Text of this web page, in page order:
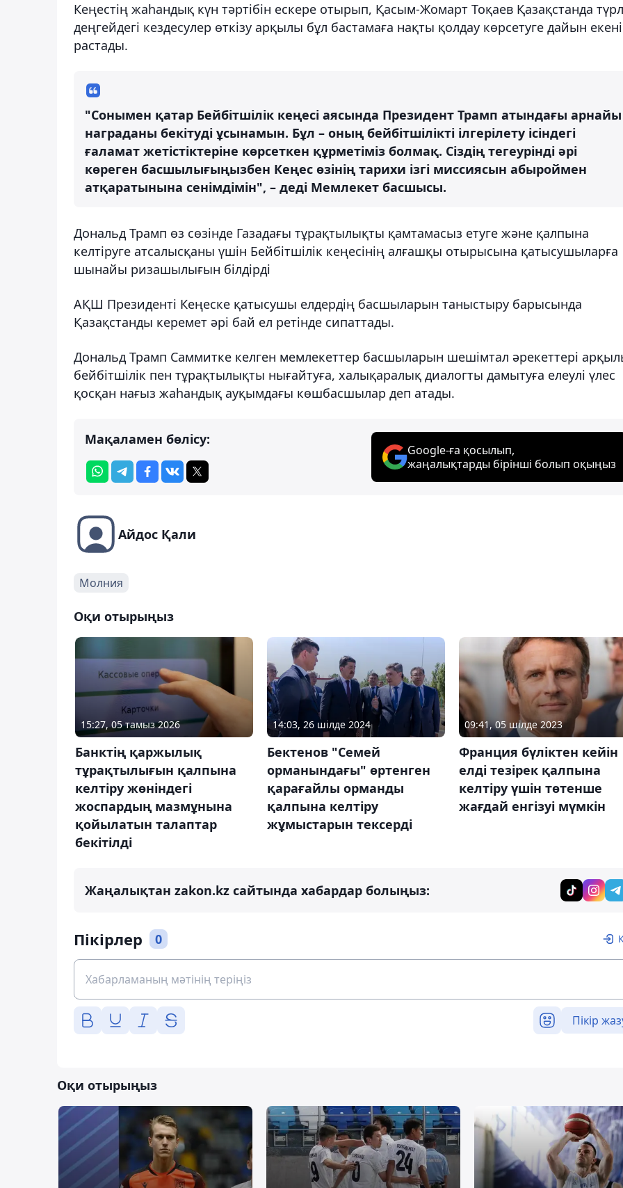
Кеңестің жаһандық күн тәртібін ескере отырып, Қасым-Жомарт Тоқаев Қазақстанда
деңгейдегі кездесулер өткізу арқылы бұл бастамаға нақты қолдау көрсетуге дайын
растады.
"Сонымен қатар Бейбітшілік кеңесі аясында Президент Трамп атындағы арнайы
награданы бекітуді ұсынамын. Бұл – оның бейбітшілікті ілгерілету ісіндегі
ғаламат жетістіктеріне көрсеткен құрметіміз болмақ. Сіздің тегеурінді әрі
көреген басшылығыңызбен Кеңес өзінің тарихи ізгі миссиясын абыроймен
атқаратынына сенімдімін", – деді Мемлекет басшысы.
Дональд Трамп өз сөзінде Газадағы тұрақтылықты қамтамасыз етуге және қалпына
келтіруге атсалысқаны үшін Бейбітшілік кеңесінің алғашқы отырысына қатысушыларға
шынайы ризашылығын білдірді
АҚШ Президенті Кеңеске қатысушы елдердің басшыларын таныстыру барысында
Қазақстанды керемет әрі бай ел ретінде сипаттады.
Дональд Трамп Саммитке келген мемлекеттер басшыларын шешімтал әрекеттері
бейбітшілік пен тұрақтылықты нығайтуға, халықаралық диалогты дамытуға елеулі үлес
қосқан нағыз жаһандық ауқымдағы көшбасшылар деп атады.
Мақаламен бөлісу:
Google-ға қосылып,
жаңалықтарды бірінші болып оқыңыз
Айдос Қали
Молния
Оқи отырыңыз
15:27, 05 тамыз 2026
Банктің қаржылық
тұрақтылығын қалпына
келтіру жөніндегі
жоспардың мазмұнына
қойылатын талаптар
бекітілді
14:03, 26 шілде 2024
Бектенов "Семей
орманындағы" өртенген
қарағайлы орманды
қалпына келтіру
жұмыстарын тексерді
09:41, 05 шілде 2023
Франция бүліктен кейін
елді тезірек қалпына
келтіру үшін төтенше
жағдай енгізуі мүмкін
Жаңалықтан zakon.kz сайтында хабардар болыңыз:
Пікірлер 0
Пікір
Оқи отырыңыз